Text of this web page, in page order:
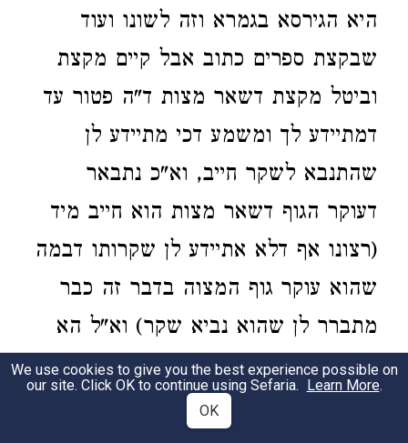
היא הגירסא בגמרא וזה לשונו ועוד
שבקצת ספרים כתוב אבל קיים מקצת
וביטל מקצת דשאר מצות ד"ה פטור עד
דמתיידע לך ומשמע דכי מתיידע לן
שהתנבא לשקר חייב, וא"כ נתבאר
דעוקר הגוף דשאר מצות הוא חייב מיד
(רצונו אף דלא אתיידע לן שקרותו דבמה
שהוא עוקר גוף המצוה בדבר זה כבר
מתברר לן שהוא נביא שקר) וא"ל הא
אינו חייב מיתה אלא אם ידענו בבירור
שמתנבא מה שלא שמע, דהא דבר ברור
We use cookies to give you the best experience possible on
our site. Click OK to continue using Sefaria. Learn More.
OK